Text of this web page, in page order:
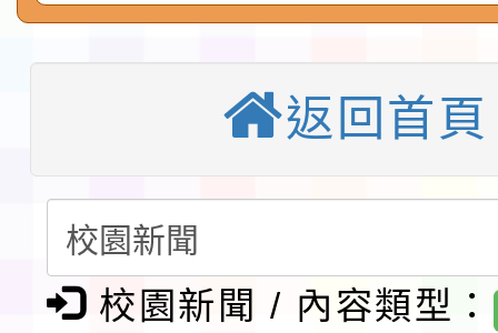
習海報及各區簡章
淨零綠領人才培育課程
116學年度國民中學各
生入學前鑑定事宜
轉知台灣武術協會檢送
月29日中正盃決賽暨國
「抗生素聰明用，防疫
返回首頁
校園新聞 / 內容類型：